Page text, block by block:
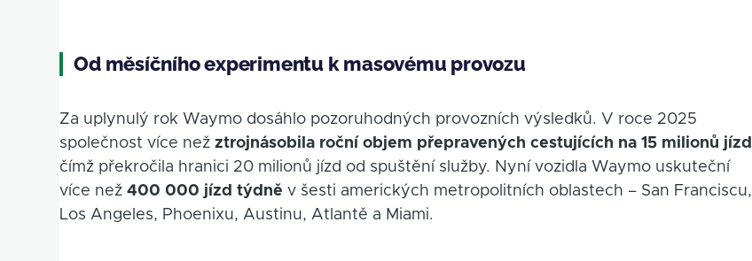
Od měsíčního experimentu k masovému provozu
Za uplynulý rok Waymo dosáhlo pozoruhodných provozních výsledků. V roce 2025
společnost více nežztrojnásobila roční objem přepravených cestujících na 15 milionů jízd
čímž překročila hranici 20 milionů jízd od spuštění služby. Nyní vozidla Waymo uskuteční
více než400 000 jízd týdně v šesti amerických metropolitních oblastech – San Franciscu,
Los Angeles, Phoenixu, Austinu, Atlantě a Miami.